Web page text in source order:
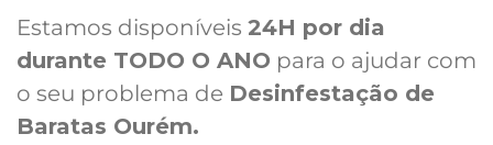
Estamos disponíveis 24H por dia
durante TODO O ANO para o ajudar com
o seu problema de Desinfestação de
Baratas Ourém.